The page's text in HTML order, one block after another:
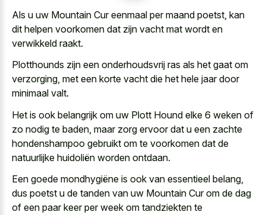
Als u uw Mountain Cur eenmaal per maand poetst, kan
dit helpen voorkomen dat zijn vacht mat wordt en
verwikkeld raakt.
Plotthounds zijn een onderhoudsvrij ras als het gaat om
verzorging, met een korte vacht die het hele jaardoor
minimaal valt.
Het is ook belangrijk om uw Plott Hound elke 6 weken of
zo nodig te baden, maar zorg ervoor dat u een zachte
hondenshampoo gebruikt om te voorkomen dat de
natuurlijke huidoliën worden ontdaan.
Een goede mondhygiëne is ook van essentieel belang,
dus poetst u de tanden van uw Mountain Cur om de dag
of een paar keer per week om tandziekten te